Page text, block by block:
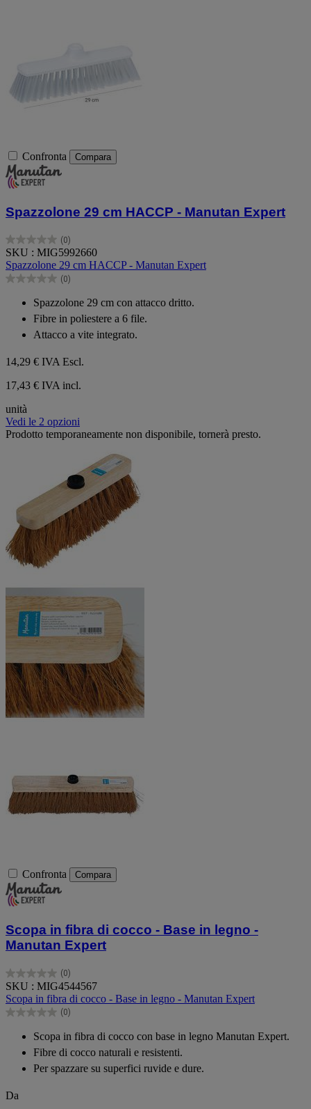
Confronta Compara
Spazzolone 29 cm HACCP - Manutan Expert
(0)
0.0
su
5
stelle.
SKU : MIG5992660
Spazzolone 29 cm HACCP - Manutan Expert
(0)
0.0
stelle.
Spazzolone 29 cm con attacco dritto.
Fibre in poliestere a 6 file.
Attacco a vite integrato.
14,29 € IVA Escl.
17,43 € IVA incl.
unità
Vedi le 2 opzioni
Prodotto temporaneamente non disponibile, tornerà presto.
Confronta Compara
Scopa in fibra di cocco - Base in legno -
Manutan Expert
(0)
0.0
su
5
stelle.
SKU : MIG4544567
Scopa in fibra di cocco - Base in legno - Manutan Expert
(0)
0.0
stelle.
Scopa in fibra di cocco con base in legno Manutan Expert.
Fibre di cocco naturali e resistenti.
Per spazzare su superfici ruvide e dure.
Da